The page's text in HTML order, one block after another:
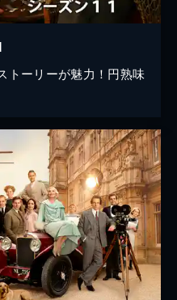
トーリーが魅力！円熟味